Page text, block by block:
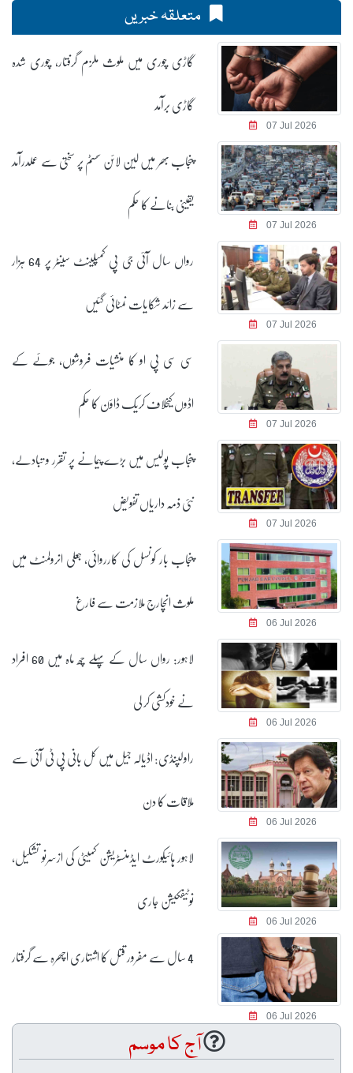
متعلقہ خبریں
07 Jul 2026
گاڑی چوری میں ملوث ملزم گرفتار، چوری شدہ
گاڑی برآمد
07 Jul 2026
پنجاب بھر میں لین لائن سسٹم پر سختی سے عملدرآمد
یقینی بنانے کا حکم
07 Jul 2026
رواں سال آئی جی پی کمپلینٹ سینٹر پر 64 ہزار
سے زائد شکایات نمٹائی گئیں
07 Jul 2026
سی سی پی او کا منشیات فروشوں، جوئے کے
اڈوں کیخلاف کریک ڈاؤن کا حکم
07 Jul 2026
پنجاب پولیس میں بڑے پیمانے پر تقرر و تبادلے،
نئی ذمہ داریاں تفویض
06 Jul 2026
پنجاب بار کونسل کی کارروائی، جعلی انرولمنٹ میں
ملوث انچارج ملازمت سے فارغ
06 Jul 2026
لاہور: رواں سال کے پہلے چھ ماہ میں 60 افراد
نے خودکشی کر لی
06 Jul 2026
راولپنڈی: اڈیالہ جیل میں کل بانی پی ٹی آئی سے
ملاقات کا دن
06 Jul 2026
لاہور ہائیکورٹ ایڈمنسٹریشن کمیٹی کی ازسرنو تشکیل،
نوٹیفکیشن جاری
06 Jul 2026
4 سال سے مفرور قتل کا اشتہاری اچھرہ سے گرفتار
آج کا موسم